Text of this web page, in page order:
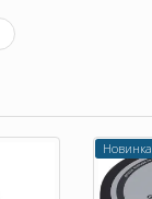
Новинка